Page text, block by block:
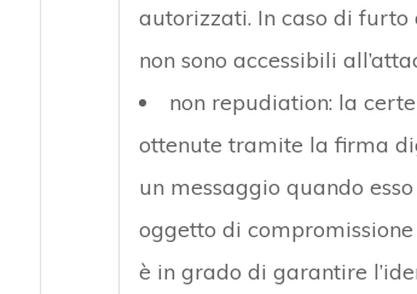
autorizzati. In caso di
non sono accessibili
non repudiation: la
ottenute tramite la firma
un messaggio quando
oggetto di
è in grado di garantire